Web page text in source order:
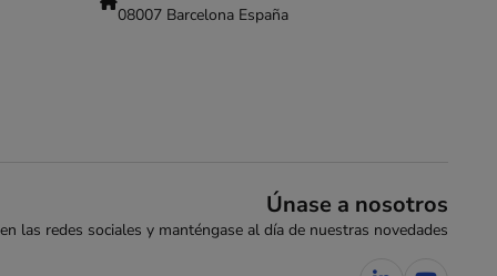
08007 Barcelona España
Únase a nosotros
las redes sociales y manténgase al día de nuestras novedades